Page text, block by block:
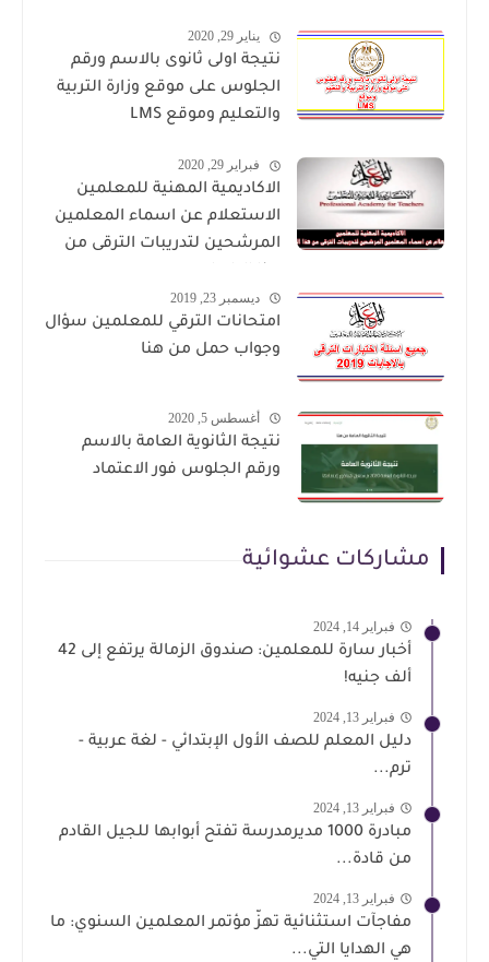
يناير 29, 2020
نتيجة اولى ثانوى بالاسم ورقم
الجلوس على موقع وزارة التربية
والتعليم وموقع LMS
فبراير 29, 2020
الاكاديمية المهنية للمعلمين
الاستعلام عن اسماء المعلمين
المرشحين لتدريبات الترقى من
ديسمبر 23, 2019
امتحانات الترقي للمعلمين سؤال
وجواب حمل من هنا
أغسطس 5, 2020
نتيجة الثانوية العامة بالاسم
ورقم الجلوس فور الاعتماد
مشاركات عشوائية
فبراير 14, 2024
أخبار سارة للمعلمين: صندوق الزمالة يرتفع إلى 42
ألف جنيه!
فبراير 13, 2024
دليل المعلم للصف الأول الإبتدائي - لغة عربية -
ترم...
فبراير 13, 2024
مبادرة 1000 مديرمدرسة تفتح أبوابها للجيل القادم
من قادة...
فبراير 13, 2024
مفاجآت استثنائية تهزّ مؤتمر المعلمين السنوي: ما
هي الهدايا التي...